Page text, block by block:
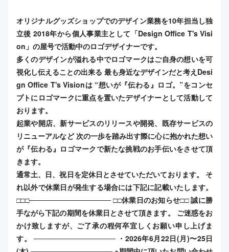
オリジナルグッズショップでのデザイン業務を10年担当し独
立後 2018年から個人事業主として「Design Office T's Visi
on」の屋号で活動中のロゴデザイナーです。
多くのデザインが溢れる中でロゴマークはご自身の想いを可
視化し伝えることの出来る 最も身近なデザインだと考えDesi
gn Office T's Visionは “想いが『伝わる』ロゴ。”​ をコンセ
プトにロゴマークに重点を置いたデザイナーとして活動して
おります。
起業や開店、新サービスのリリースや開発、既存サービスの
リニューアルなど 次の一歩を踏み出す際に心に抱かれた想い
が『伝わる』ロゴマークで新たな挑戦のお手伝いをさせて頂
きます。
通常土、日、祝日を定休日とさせていただいております。 そ
れ以外で休業日が発生する場合には下記に記載いたします。
□□□──────────────── □□休業日のお知らせ□□ 誠に勝
手ながら下記の期間を休業日とさせて頂きます。 ご迷惑をお
かけ致しますが、ご了承の程何卒宜しくお願い申し上げま
す。 ──────────────── ・2026年6月22日(月)〜25日